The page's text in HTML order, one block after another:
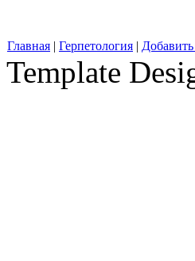
Главная | Герпетология |
Template